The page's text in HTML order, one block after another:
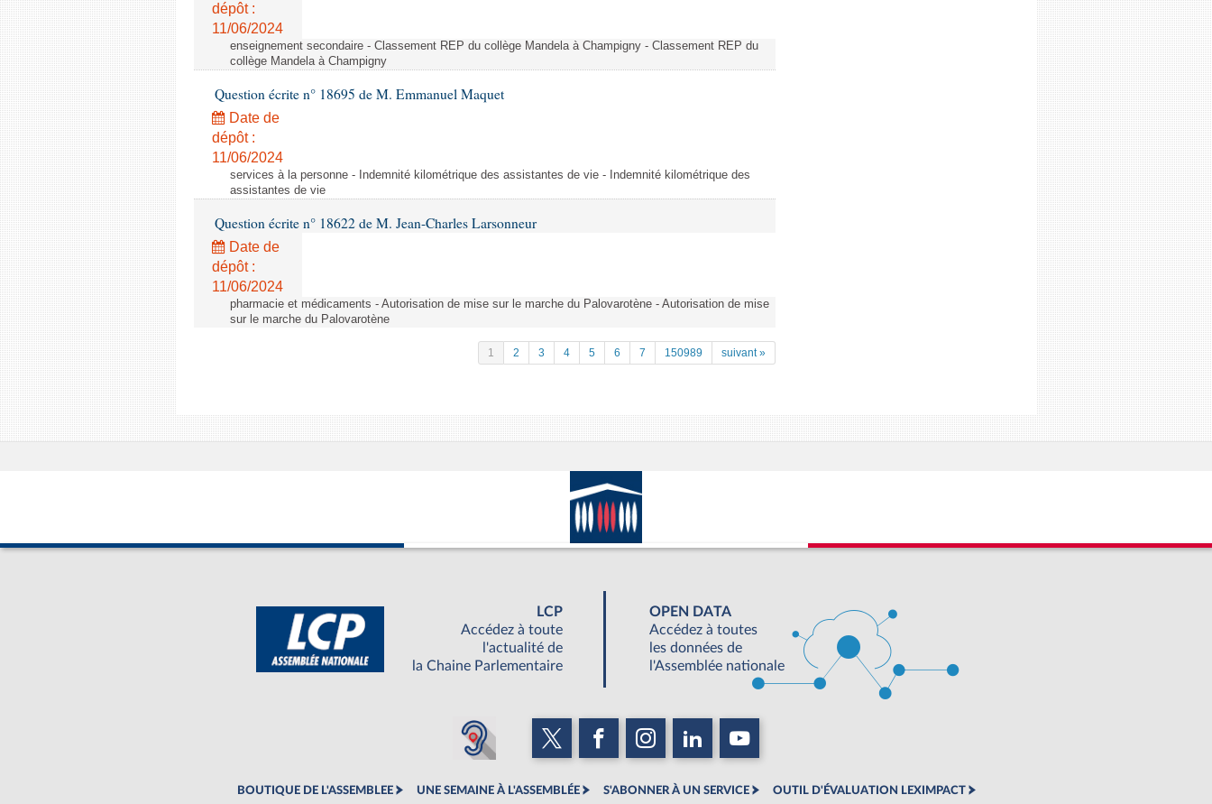
dépôt :
11/06/2024
enseignement secondaire - Classement REP du collège Mandela à Champigny - Classement REP du
collège Mandela à Champigny
Question écrite n° 18695 de M. Emmanuel Maquet
Date de
dépôt :
11/06/2024
services à la personne - Indemnité kilométrique des assistantes de vie - Indemnité kilométrique des
assistantes de vie
Question écrite n° 18622 de M. Jean-Charles Larsonneur
Date de
dépôt :
11/06/2024
pharmacie et médicaments - Autorisation de mise sur le marche du Palovarotène - Autorisation de mise
sur le marche du Palovarotène
1 2 3 4 5 6 7 150989 suivant »
LCP
Accédez à toute
l'actualité de
la Chaine Parlementaire
OPEN DATA
Accédez à toutes
les données de
l'Assemblée nationale
BOUTIQUE DE L'ASSEMBLEE UNE SEMAINE À L'ASSEMBLÉE S'ABONNER À UN SERVICE OUTIL D'ÉVALUATION LEXIMPACT